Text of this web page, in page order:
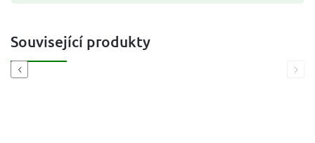
Související produkty
Previous Next